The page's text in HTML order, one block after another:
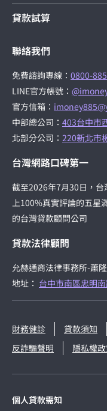
貸款試算
聯絡我們
免費諮詢專線： 0800-
LINE官方帳號：
官方信箱：
中部總公司： 403台中市
北部分公司： 220新北市
台灣網路口碑第一
截至2026年7月30日，
上100%真實評論的五星
的台灣貸款顧問公司
貸款法律顧問
允赫通商法律事務所-蕭
地址： 台中市南區忠明
財務健診 貸款須知
反詐騙聲明
隱私權
個人貸款需知